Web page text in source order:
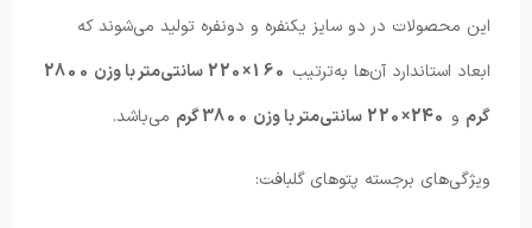
این محصولات در دو سایز یکنفره و دونفره تولید می‌شوند که
ابعاد استاندارد آن‌ها به‌ترتیب
160×220 سانتی‌متر با وزن 2800
گرم و 240×220 سانتی‌متر با وزن 3800 گرم می‌باشد.
ویژگی‌های برجسته پتوهای گلبافت: